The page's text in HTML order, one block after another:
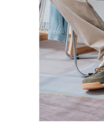
５．嚴禁一人註冊多個帳號或使
恩沛科技股份有限公司將有權停